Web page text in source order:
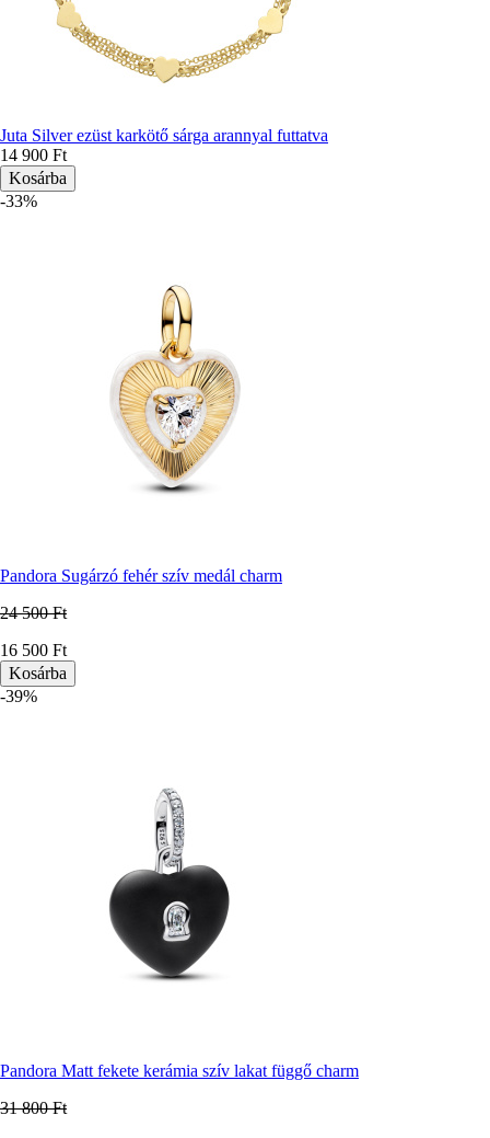
Juta Silver ezüst karkötő sárga arannyal futtatva
14 900 Ft
-33%
Pandora Sugárzó fehér szív medál charm
24 500 Ft
Ár
16 500 Ft
-39%
Pandora Matt fekete kerámia szív lakat függő charm
31 800 Ft